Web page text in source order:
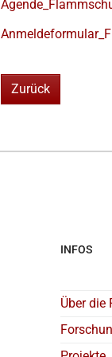
Zurück
INFOS
Über die